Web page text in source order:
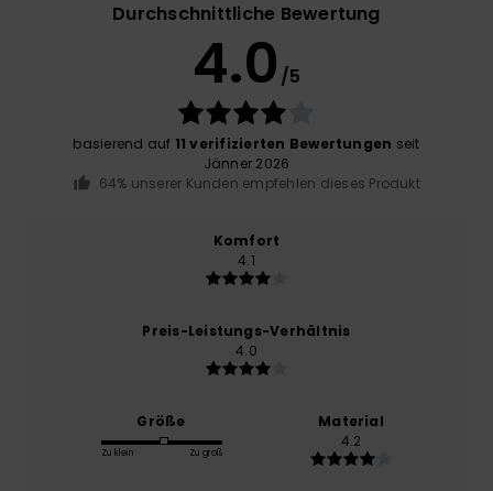
Durchschnittliche Bewertung
4.0 /5
basierend auf 11 verifizierten Bewertungen seit
Jänner 2026
64% unserer Kunden empfehlen dieses Produkt
Komfort
4.1
Preis-Leistungs-Verhältnis
4.0
Größe
Zu klein Zu groß
Material
4.2